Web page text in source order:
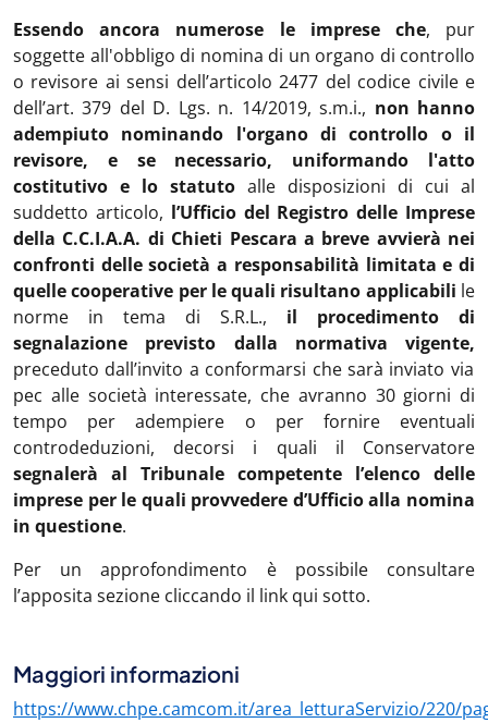
Essendo ancora numerose le imprese che, pur
soggette all'obbligo di nomina di un organo di controllo
o revisore ai sensi dell’articolo 2477 del codice civile e
dell’art. 379 del D. Lgs. n. 14/2019, s.m.i., non hanno
adempiuto nominando l'organo di controllo o il
revisore, e se necessario, uniformando l'atto
costitutivo e lo statuto alle disposizioni di cui al
suddetto articolo, l’Ufficio del Registro delle Imprese
della C.C.I.A.A. di Chieti Pescara a breve avvierà nei
confronti delle società a responsabilità limitata e di
quelle cooperative per le quali risultano applicabili le
norme in tema di S.R.L., il procedimento di
segnalazione previsto dalla normativa vigente,
preceduto dall’invito a conformarsi che sarà inviato via
pec alle società interessate, che avranno 30 giorni di
tempo per adempiere o per fornire eventuali
controdeduzioni, decorsi i quali il Conservatore
segnalerà al Tribunale competente l’elenco delle
imprese per le quali provvedere d’Ufficio alla nomina
in questione.
Per un approfondimento è possibile consultare
l’apposita sezione cliccando il link qui sotto.
Maggiori informazioni
https://www.chpe.camcom.it/area_letturaServizio/220/